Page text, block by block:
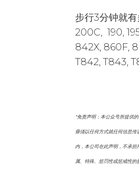
步行3分钟就
200C, 190,
842X, 860F,
T842, T843,
*免责声明：本公众号所提供
毋须以任何方式就任何信息
内，本公司在此声明，不承担
属、特殊、惩罚性或惩戒性的